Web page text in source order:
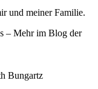
und meiner Familie.
Bungartz